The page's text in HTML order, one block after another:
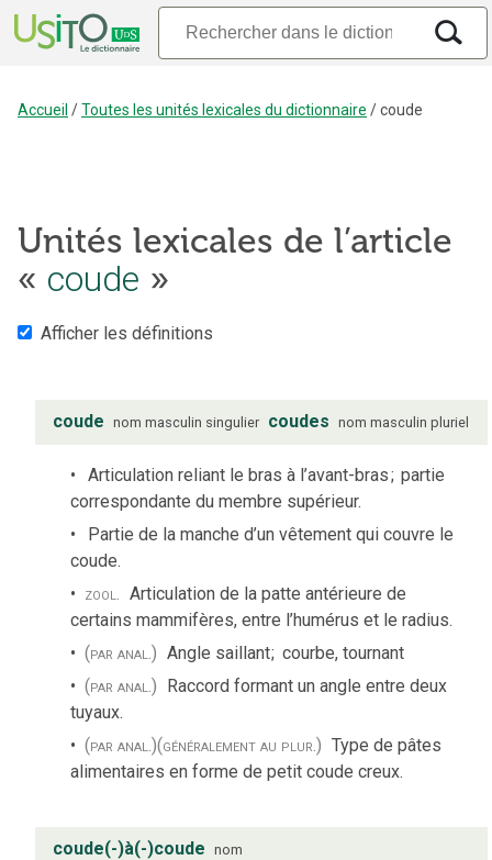
Accueil /Toutes les unités lexicales du dictionnaire /coude
Unités lexicales de l’article
« coude »
Afficher les définitions
coude nom masculin singulier coudes nom masculin pluriel
Articulation reliant le bras à l’avant-bras; partie
correspondante du membre supérieur.
Partie de la manche d’un vêtement qui couvre le
coude.
zool. Articulation de la patte antérieure de
certains mammifères, entre l’humérus et le radius.
(par anal.) Angle saillant; courbe, tournant
(par anal.) Raccord formant un angle entre deux
tuyaux.
(par anal.)(généralement au plur.) Type de pâtes
alimentaires en forme de petit coude creux.
coude(-)à(-)coude nom